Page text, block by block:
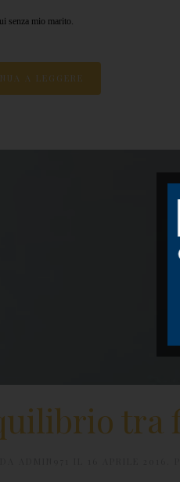
senza mio marito.
A LEGGERE
tra